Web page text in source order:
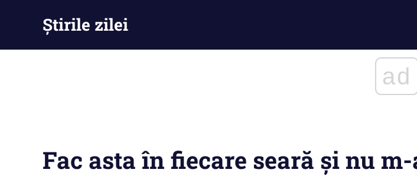
Știrile zilei
se
ad
Fac asta în fiecare seară și nu